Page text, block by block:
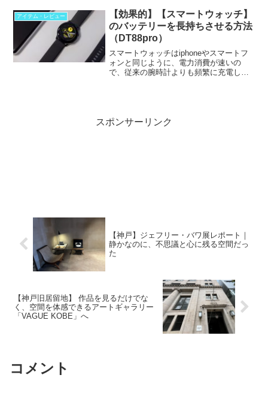
ってしまいますよね。今回はTA...
アイテム・レビュー
【効果的】【スマートウォッチ】
のバッテリーを長持ちさせる方法
（DT88pro）
スマートウォッチはiphoneやスマートフ
ォンと同じように、電力消費が速いの
で、従来の腕時計よりも頻繁に充電しな
スポンサーリンク
【神戸】ジェフリー・バワ展レポート｜
静かなのに、不思議と心に残る空間だっ
た
【神戸旧居留地】 作品を見るだけでな
く、空間を体感できるアートギャラリー
「VAGUE KOBE」へ
コメント